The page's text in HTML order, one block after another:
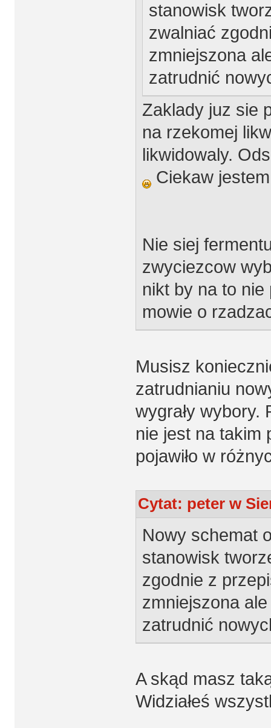
stanowisk
zwalniać
zmniejszona
zatrudnić
Zaklady juz sie
na rzekomej
likwidowaly.
Ciekaw
Nie siej
zwyciezcow
nikt by na to
mowie o
Musisz
zatrudnianiu
wygrały
nie jest na takim
pojawiło w
Cytat: peter w
Nowy schemat
stanowisk
zgodnie z
zmniejszona
zatrudnić
A skąd masz
Widziałeś